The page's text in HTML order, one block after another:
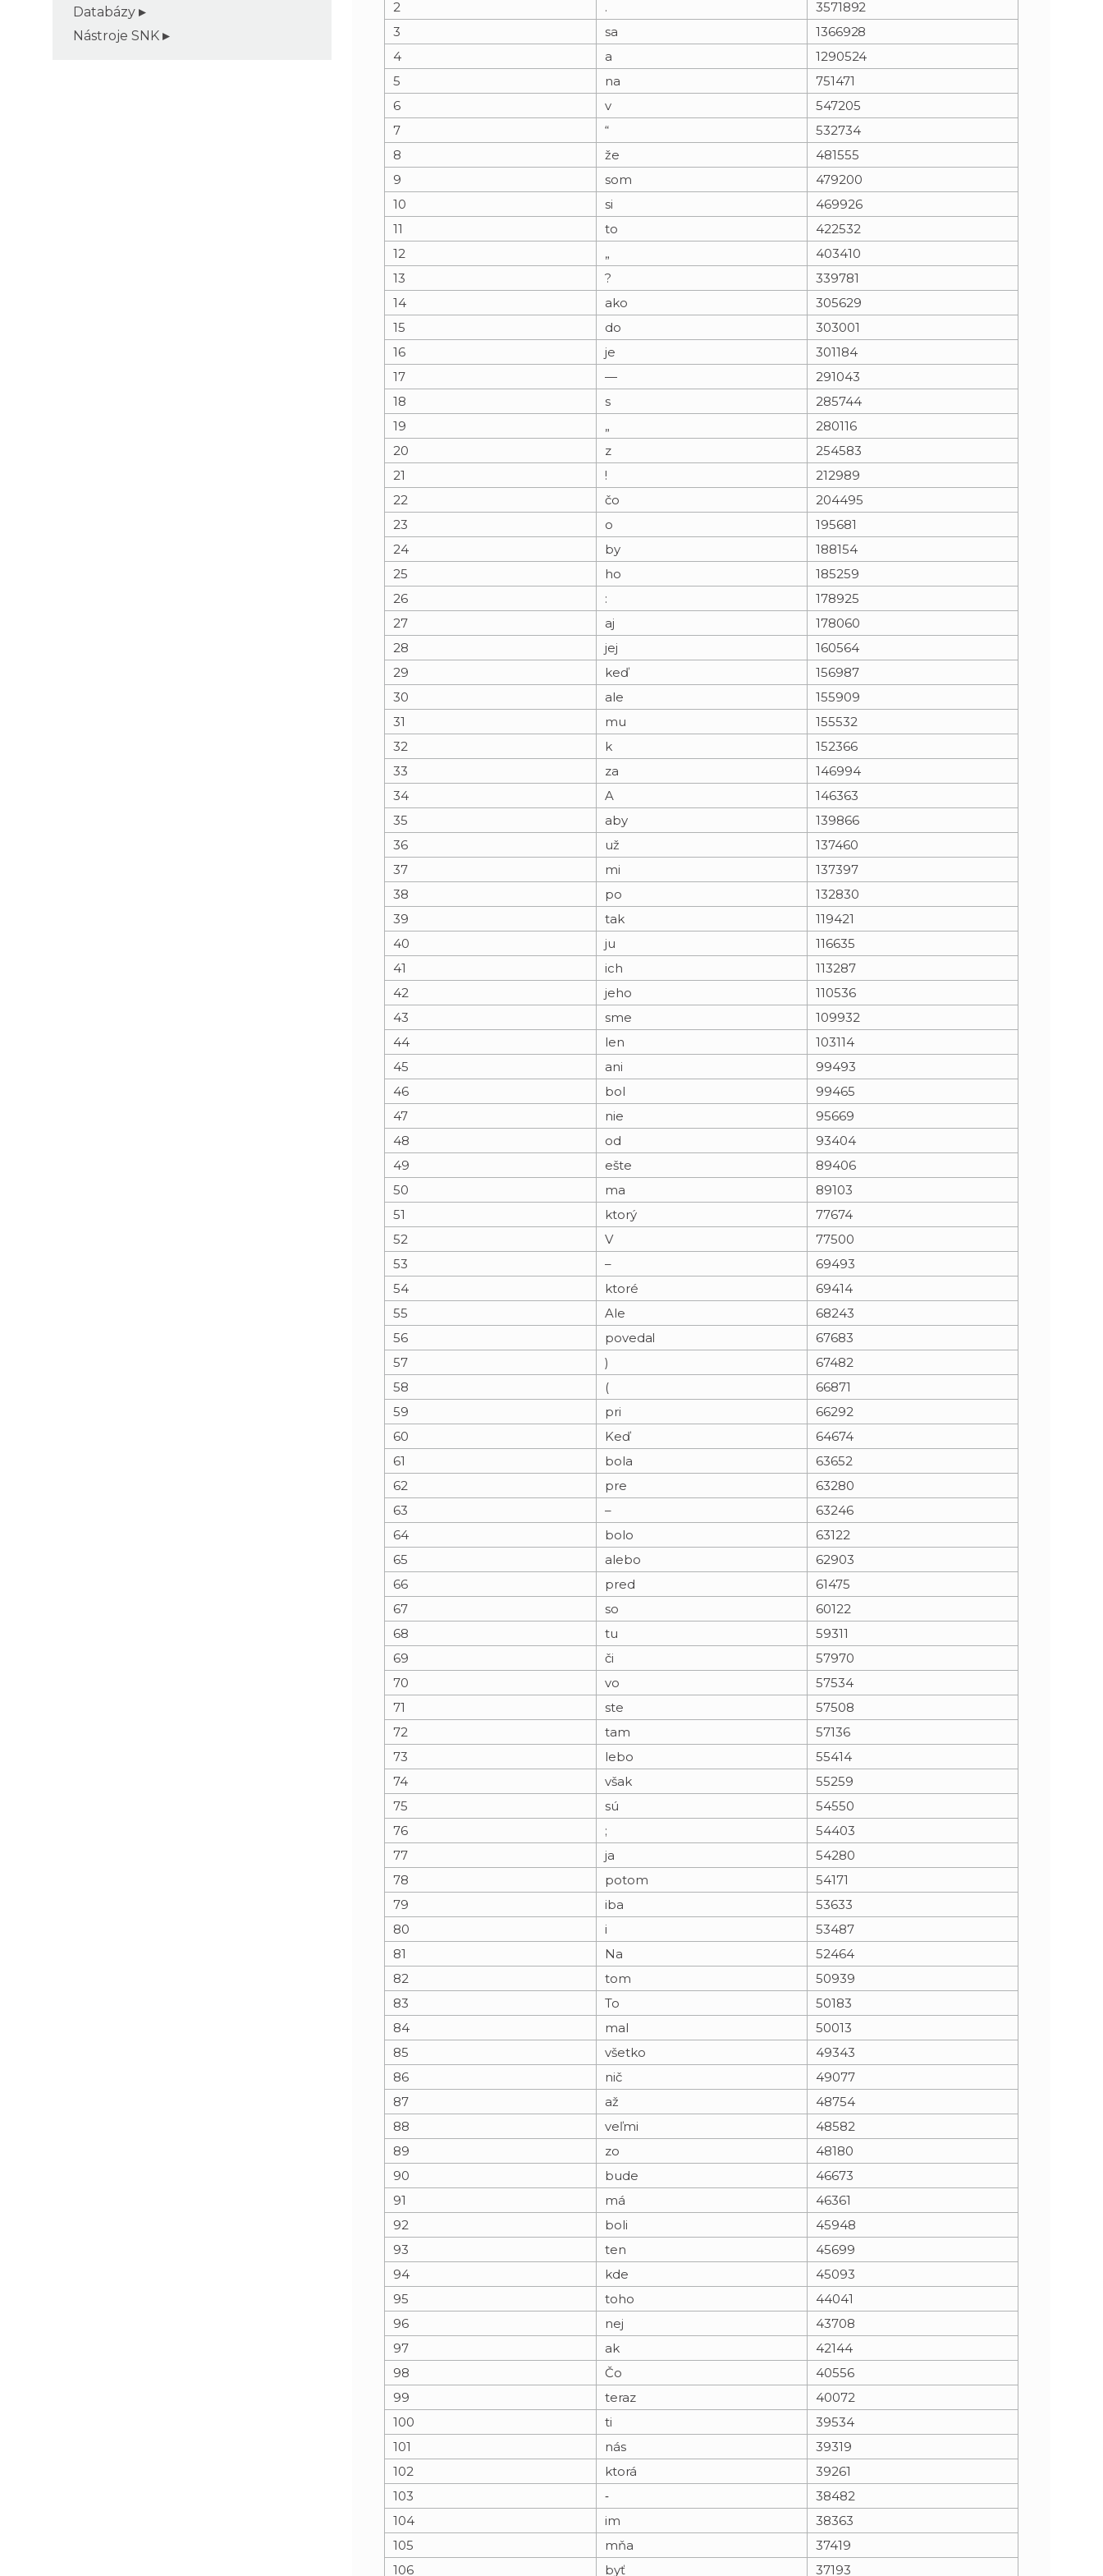
e
t
Databázy
Nástroje SNK
2
.
3571892
3
sa
1366928
4
a
1290524
5
na
751471
6
v
547205
7
“
532734
8
že
481555
9
som
479200
10
si
469926
11
to
422532
12
„
403410
13
?
339781
14
ako
305629
15
do
303001
16
je
301184
17
—
291043
18
s
285744
19
„
280116
20
z
254583
21
!
212989
22
čo
204495
23
o
195681
24
by
188154
25
ho
185259
26
:
178925
27
aj
178060
28
jej
160564
29
keď
156987
30
ale
155909
31
mu
155532
32
k
152366
33
za
146994
34
A
146363
35
aby
139866
36
už
137460
37
mi
137397
38
po
132830
39
tak
119421
40
ju
116635
41
ich
113287
42
jeho
110536
43
sme
109932
44
len
103114
45
ani
99493
46
bol
99465
47
nie
95669
48
od
93404
49
ešte
89406
50
ma
89103
51
ktorý
77674
52
V
77500
53
–
69493
54
ktoré
69414
55
Ale
68243
56
povedal
67683
57
)
67482
58
(
66871
59
pri
66292
60
Keď
64674
61
bola
63652
62
pre
63280
63
–
63246
64
bolo
63122
65
alebo
62903
66
pred
61475
67
so
60122
68
tu
59311
69
či
57970
70
vo
57534
71
ste
57508
72
tam
57136
73
lebo
55414
74
však
55259
75
sú
54550
76
;
54403
77
ja
54280
78
potom
54171
79
iba
53633
80
i
53487
81
Na
52464
82
tom
50939
83
To
50183
84
mal
50013
85
všetko
49343
86
nič
49077
87
až
48754
88
veľmi
48582
89
zo
48180
90
bude
46673
91
má
46361
92
boli
45948
93
ten
45699
94
kde
45093
95
toho
44041
96
nej
43708
97
ak
42144
98
Čo
40556
99
teraz
40072
100
ti
39534
101
nás
39319
102
ktorá
39261
103
‐
38482
104
im
38363
105
mňa
37419
106
byť 37193